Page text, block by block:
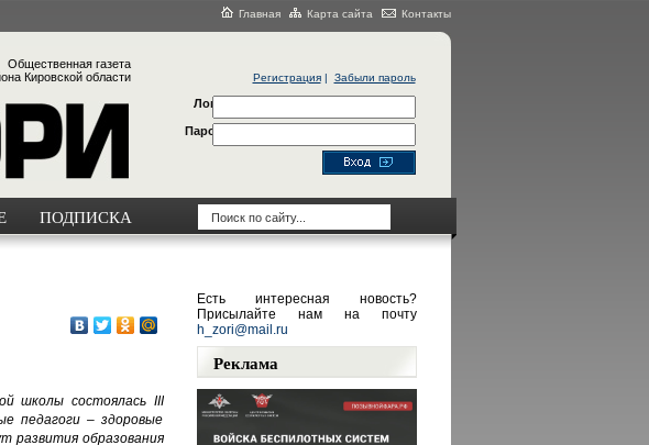
Главная Карта сайта Контакты
Общественная газета
Кировской области
Регистрация| Забыли пароль
Логин
Пароль
ПОДПИСКА
школы состоялась III
педагоги – здоровые
развития образования
Есть интересная новость?
Присылайте нам на почту
h_zori@mail.ru
Реклама